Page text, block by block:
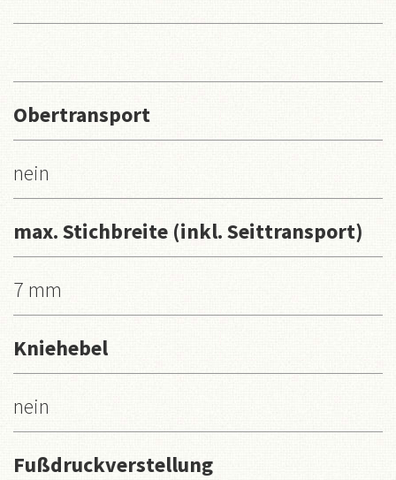
Obertransport
nein
max. Stichbreite (inkl. Seittransport)
7 mm
Kniehebel
nein
Fußdruckverstellung